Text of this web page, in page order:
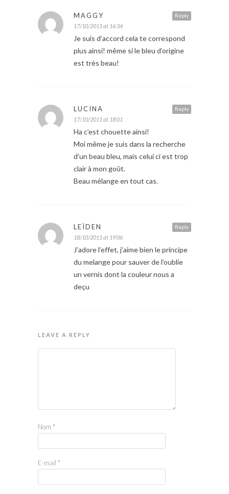
Reply
MAGGY
17/10/2011 at 16:34
Je suis d’accord cela te correspond
plus ainsi! même si le bleu d’origine
est très beau!
Reply
LUCINA
17/10/2011 at 18:01
Ha c’est chouette ainsi!
Moi même je suis dans la recherche
d’un beau bleu, mais celui ci est trop
clair à mon goût.
Beau mélange en tout cas.
Reply
LEÏDEN
18/10/2011 at 19:06
J’adore l’effet, j’aime bien le principe
du melange pour sauver de l’oublie
un vernis dont la couleur nous a
deçu
LEAVE A REPLY
Nom *
E-mail *